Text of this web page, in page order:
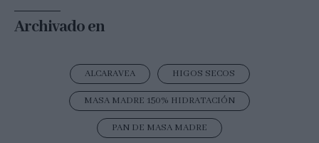
Archivado en
ALCARAVEA HIGOS SECOS
MASA MADRE 150% HIDRATACIÓN
PAN DE MASA MADRE